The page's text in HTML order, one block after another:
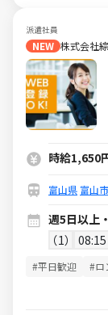
派遣社員
NEW 株式会社
時給1,650
富山県 富山市
週5日以上
1
#平日歓迎 #ロ